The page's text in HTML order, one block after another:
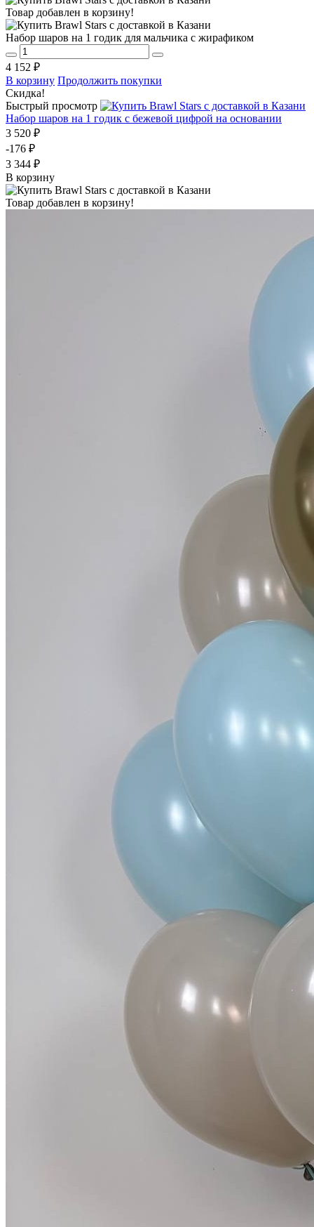
Товар добавлен в корзину!
Набор шаров на 1 годик для мальчика с жирафиком
4 152 ₽
В корзину Продолжить покупки
Скидка!
Быстрый просмотр
Набор шаров на 1 годик с бежевой цифрой на основании
3 520 ₽
-176 ₽
3 344 ₽
В корзину
Товар добавлен в корзину!